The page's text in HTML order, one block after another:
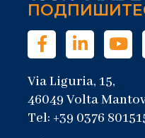
Via Liguria, 15,
46049 Volta
Tel: +39 0376